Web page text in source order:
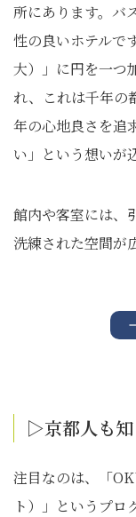
所にあります。バ
性の良いホテルで
大）」に円を一つ
れ、これは千年の
年の心地良さを追
い」という想いが
館内や客室には、
洗練された空間が
▷京都人も知
注目なのは、「
ト）」というプロ